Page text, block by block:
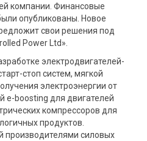
компании. Финансовые
опубликованы. Новое
свои решения под
Power Ltd».
электродвигателей-
стоп систем, мягкой
электроэнергии от
e-boosting для двигателей
компрессоров для
продуктов.
производителями силовых